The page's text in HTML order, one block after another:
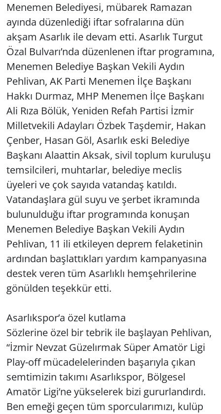
Menemen Belediyesi, mübarek Ramazan
ayında düzenlediği iftar sofralarına dün
akşam Asarlık ile devam etti. Asarlık Turgut
Özal Bulvarı’nda düzenlenen iftar programına,
Menemen Belediye Başkan Vekili Aydın
Pehlivan, AK Parti Menemen İlçe Başkanı
Hakkı Durmaz, MHP Menemen İlçe Başkanı
Ali Rıza Bölük, Yeniden Refah Partisi İzmir
Milletvekili Adayları Özbek Taşdemir, Hakan
Çenber, Hasan Göl, Asarlık eski Belediye
Başkanı Alaattin Aksak, sivil toplum kuruluşu
temsilcileri, muhtarlar, belediye meclis
üyeleri ve çok sayıda vatandaş katıldı.
Vatandaşlara gül suyu ve şerbet ikramında
bulunulduğu iftar programında konuşan
Menemen Belediye Başkan Vekili Aydın
Pehlivan, 11 ili etkileyen deprem felaketinin
ardından başlattıkları yardım kampanyasına
destek veren tüm Asarlıklı hemşehrilerine
gönülden teşekkür etti.
Asarlıkspor’a özel kutlama
Sözlerine özel bir tebrik ile başlayan Pehlivan,
“İzmir Nevzat Güzelırmak Süper Amatör Ligi
Play-off mücadelelerinden başarıyla çıkan
semtimizin takımı Asarlıkspor, Bölgesel
Amatör Ligi’ne yükselerek bizi gururlandırdı.
Ben emeği geçen tüm sporcularımızı, kulüp